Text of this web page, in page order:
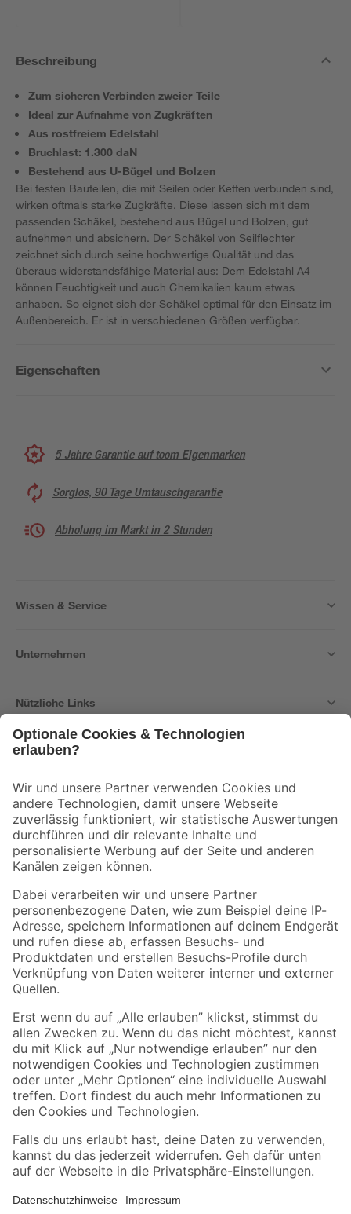
Beschreibung
Zum sicheren Verbinden zweier Teile
Ideal zur Aufnahme von Zugkräften
Aus rostfreiem Edelstahl
Bruchlast: 1.300 daN
Bestehend aus U-Bügel und Bolzen
Bei festen Bauteilen, die mit Seilen oder Ketten verbunden sind,
wirken oftmals starke Zugkräfte. Diese lassen sich mit dem
passenden Schäkel, bestehend aus Bügel und Bolzen, gut
aufnehmen und absichern. Der Schäkel von Seilflechter
zeichnet sich durch seine hochwertige Qualität und das
überaus widerstandsfähige Material aus: Dem Edelstahl A4
können Feuchtigkeit und auch Chemikalien kaum etwas
anhaben. So eignet sich der Schäkel optimal für den Einsatz im
Außenbereich. Er ist in verschiedenen Größen verfügbar.
Eigenschaften
5 Jahre Garantie auf toom Eigenmarken
Sorglos, 90 Tage Umtauschgarantie
Abholung im Markt in 2 Stunden
Wissen & Service
Unternehmen
Nützliche Links
Der toom Newsletter: Keine Angebote und Aktionen mehr verpassen!
Zur Newsletter Anmeldung
Folge uns
Zahlungsarten Versandarten
Sicher einkaufen
Jetzt die toom-App herunterladen
Alle Preisangaben in EUR inkl. gesetzl. MwSt.. Die dargestellten Angebote sind unter
Umständen nicht in allen Märkten verfügbar. Die angegebenen Verfügbarkeiten beziehen
Produkte nur solange der Vorrat reicht.
*Paketversand ab 59 € versandkostenfrei, gilt nicht für Artikel mit Speditionsversand, hier